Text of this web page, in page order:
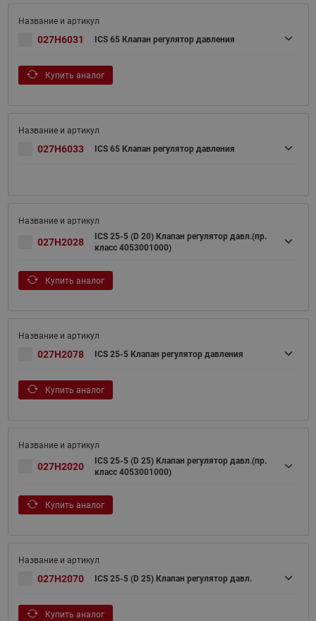
027H6031 ICS 65 Клапан регулятор давления
Купить аналог
027H6033 ICS 65 Клапан регулятор давления
027H2028
ICS 25-5 (D 20) Клапан регулятор давл.(пр.
класс 4053001000)
Купить аналог
027H2078 ICS 25-5 Клапан регулятор давления
Купить аналог
027H2020
ICS 25-5 (D 25) Клапан регулятор давл.(пр.
класс 4053001000)
Купить аналог
027H2070 ICS 25-5 (D 25) Клапан регулятор давл.
Купить аналог